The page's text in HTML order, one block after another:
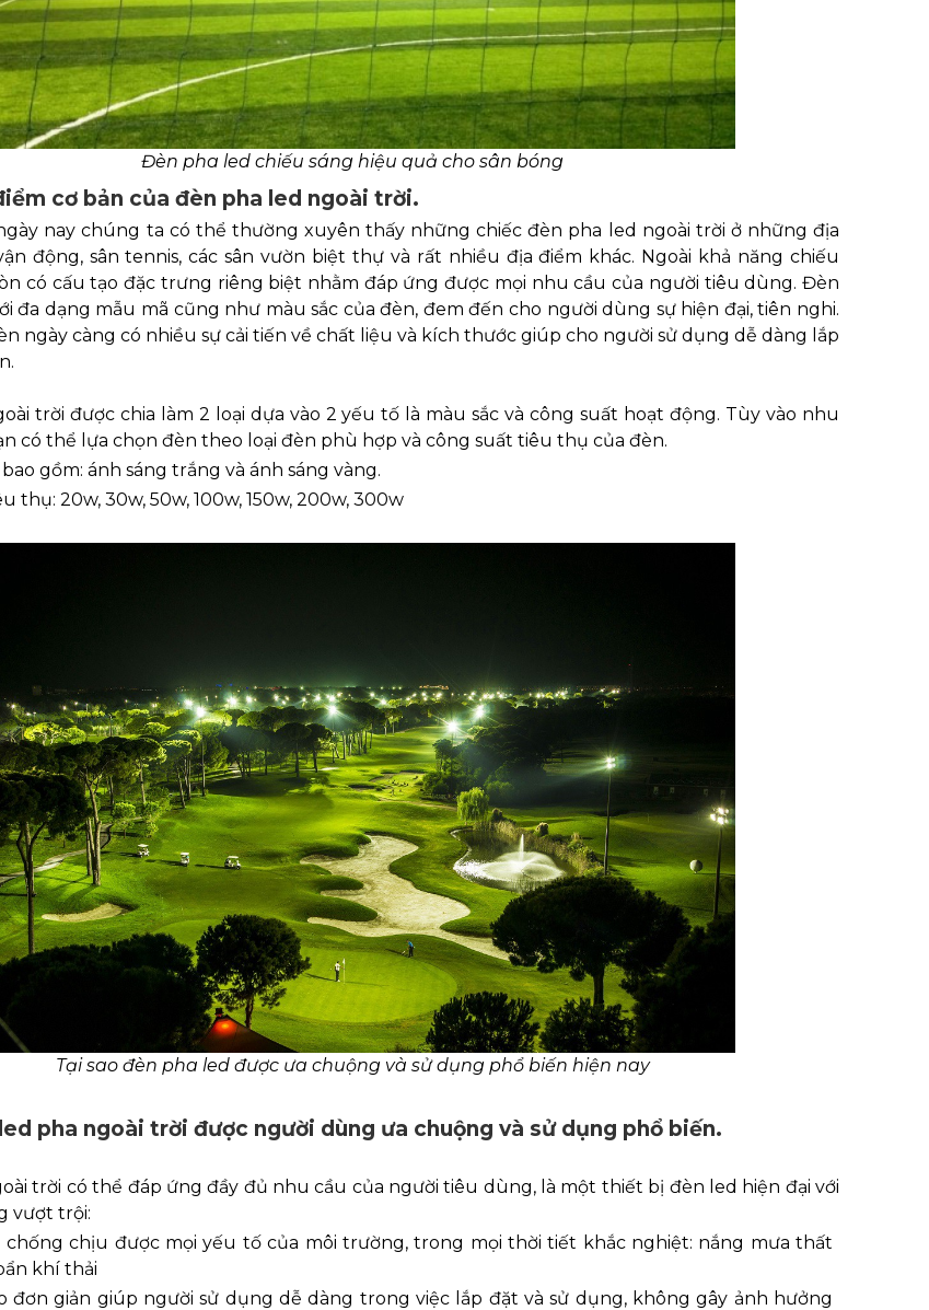
Đèn pha led chiếu sáng hiệu quả cho sân bóng
cơ bản của đèn pha led ngoài trời.
nay chúng ta có thể thường xuyên thấy những chiếc đèn pha led ngoài trời ở những địa
động, sân tennis, các sân vườn biệt thự và rất nhiều địa điểm khác. Ngoài khả năng chiếu
có cấu tạo đặc trưng riêng biệt nhằm đáp ứng được mọi nhu cầu của người tiêu dùng. Đèn
đa dạng mẫu mã cũng như màu sắc của đèn, đem đến cho người dùng sự hiện đại, tiên nghi.
ngày càng có nhiều sự cải tiến về chất liệu và kích thước giúp cho người sử dụng dễ dàng lắp
trời được chia làm 2 loại dựa vào 2 yếu tố là màu sắc và công suất hoạt động. Tùy vào nhu
có thể lựa chọn đèn theo loại đèn phù hợp và công suất tiêu thụ của đèn.
gồm: ánh sáng trắng và ánh sáng vàng.
thụ: 20w, 30w, 50w, 100w, 150w, 200w, 300w
Tại sao đèn pha led được ưa chuộng và sử dụng phổ biến hiện nay
pha ngoài trời được người dùng ưa chuộng và sử dụng phổ biến.
trời có thể đáp ứng đầy đủ nhu cầu của người tiêu dùng, là một thiết bị đèn led hiện đại với
vượt trội:
chống chịu được mọi yếu tố của môi trường, trong mọi thời tiết khắc nghiệt: nắng mưa thất
khí thải
đơn giản giúp người sử dụng dễ dàng trong việc lắp đặt và sử dụng, không gây ảnh hưởng